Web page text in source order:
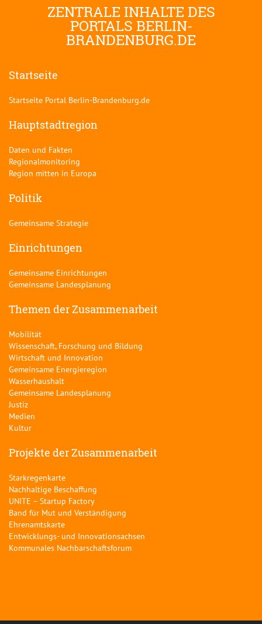
ZENTRALE INHALTE DES
PORTALS BERLIN-
BRANDENBURG.DE
Startseite
Startseite Portal Berlin-Brandenburg.de
Hauptstadtregion
Daten und Fakten
Regionalmonitoring
Region mitten in Europa
Politik
Gemeinsame Strategie
Einrichtungen
Gemeinsame Einrichtungen
Gemeinsame Landesplanung
Themen der Zusammenarbeit
Mobilität
Wissenschaft, Forschung und Bildung
Wirtschaft und Innovation
Gemeinsame Energieregion
Wasserhaushalt
Gemeinsame Landesplanung
Justiz
Medien
Kultur
Projekte der Zusammenarbeit
Starkregenkarte
Nachhaltige Beschaffung
UNITE – Startup Factory
Band für Mut und Verständigung
Ehrenamtskarte
Entwicklungs- und Innovationsachsen
Kommunales Nachbarschaftsforum